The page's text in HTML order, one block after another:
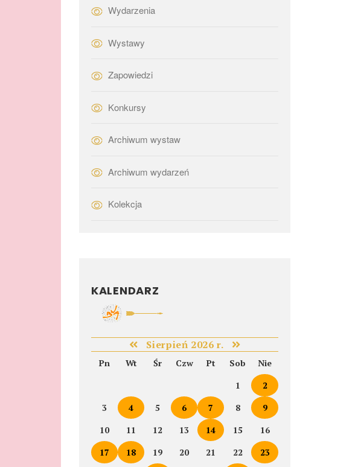
Wydarzenia
Wystawy
Zapowiedzi
Konkursy
Archiwum wystaw
Archiwum wydarzeń
Kolekcja
KALENDARZ
Sierpień 2026 r.
Pn Wt Śr Czw Pt Sob
Nie
1
2
3
4 5 6 7 8
9
10
11 12 13 14 15
16
17
18 19 20 21 22
23